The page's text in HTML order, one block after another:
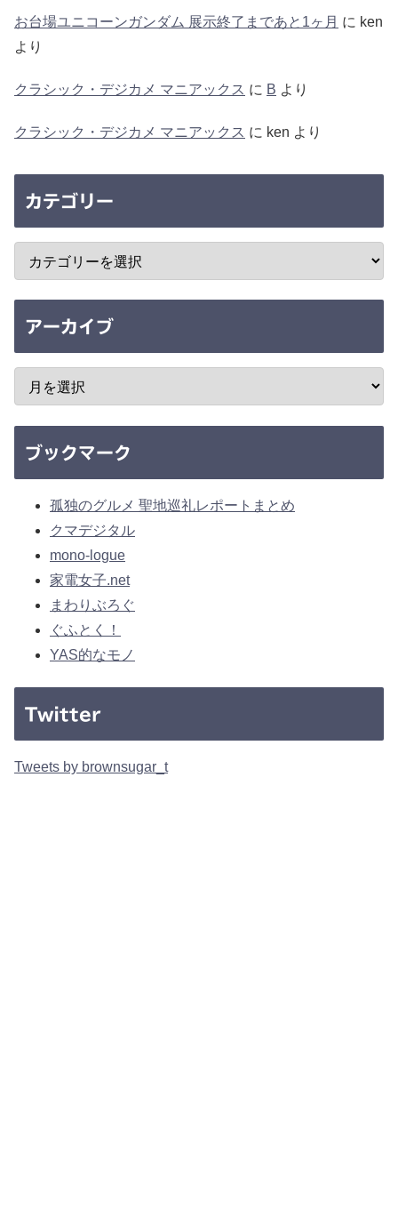
お台場ユニコーンガンダム 展示終了まであと1ヶ月 に ken
より
クラシック・デジカメ マニアックス に B より
クラシック・デジカメ マニアックス に ken より
カテゴリー
アーカイブ
ブックマーク
孤独のグルメ 聖地巡礼レポートまとめ
クマデジタル
mono-logue
家電女子.net
まわりぶろぐ
ぐふとく！
YAS的なモノ
Twitter
Tweets by brownsugar_t